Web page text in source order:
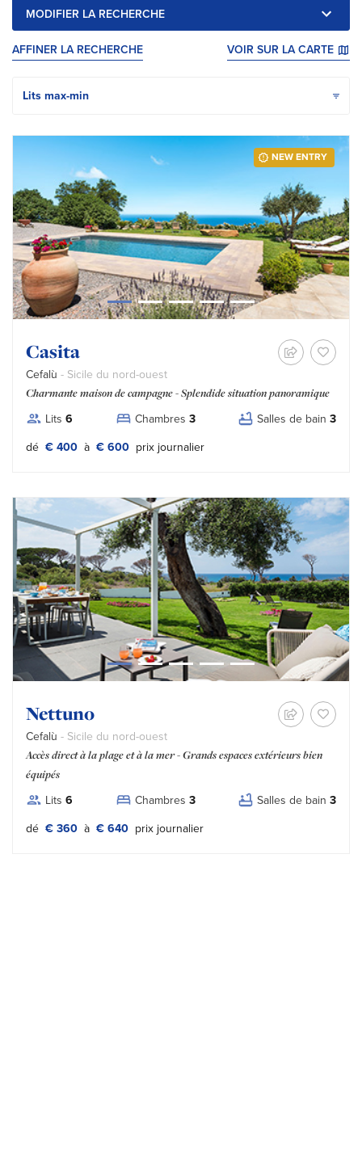
MODIFIER LA RECHERCHE
AFFINER LA RECHERCHE VOIR SUR LA CARTE
NEW ENTRY
Casita
Cefalù - Sicile du nord-ouest
Charmante maison de campagne - Splendide situation panoramique
Lits 6 Chambres 3 Salles de bain 3
dé € 400 à € 600 Tipo prezzo:
prix journalier
Nettuno
Cefalù - Sicile du nord-ouest
Accès direct à la plage et à la mer - Grands espaces extérieurs bien
équipés
Lits 6 Chambres 3 Salles de bain 3
dé € 360 à € 640 Tipo prezzo:
prix journalier